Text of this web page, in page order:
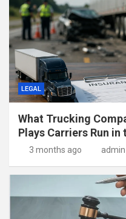
LEGAL
What Trucking
Plays Carriers Run
3 months ago admin